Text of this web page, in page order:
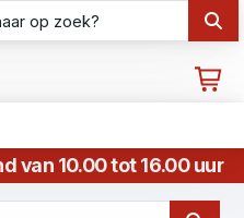
van 10.00 tot 16.00 uur